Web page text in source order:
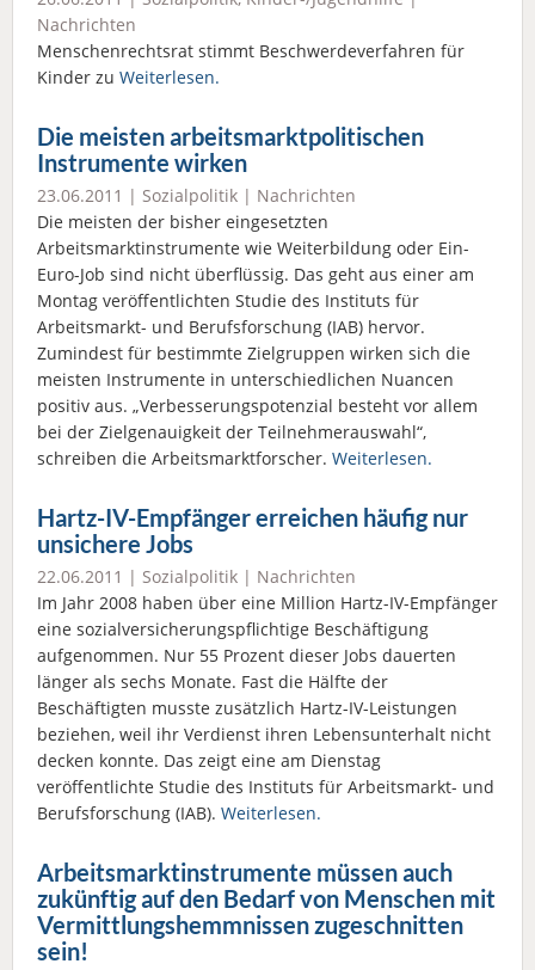
Nachrichten
Menschenrechtsrat stimmt Beschwerdeverfahren für
Kinder zu Weiterlesen.
Die meisten arbeitsmarktpolitischen
Instrumente wirken
23.06.2011 | Sozialpolitik | Nachrichten
Die meisten der bisher eingesetzten
Arbeitsmarktinstrumente wie Weiterbildung oder Ein-
Euro-Job sind nicht überflüssig. Das geht aus einer am
Montag veröffentlichten Studie des Instituts für
Arbeitsmarkt- und Berufsforschung (IAB) hervor.
Zumindest für bestimmte Zielgruppen wirken sich die
meisten Instrumente in unterschiedlichen Nuancen
positiv aus. „Verbesserungspotenzial besteht vor allem
bei der Zielgenauigkeit der Teilnehmerauswahl“,
schreiben die Arbeitsmarktforscher. Weiterlesen.
Hartz-IV-Empfänger erreichen häufig nur
unsichere Jobs
22.06.2011 | Sozialpolitik | Nachrichten
Im Jahr 2008 haben über eine Million Hartz-IV-Empfänger
eine sozialversicherungspflichtige Beschäftigung
aufgenommen. Nur 55 Prozent dieser Jobs dauerten
länger als sechs Monate. Fast die Hälfte der
Beschäftigten musste zusätzlich Hartz-IV-Leistungen
beziehen, weil ihr Verdienst ihren Lebensunterhalt nicht
decken konnte. Das zeigt eine am Dienstag
veröffentlichte Studie des Instituts für Arbeitsmarkt- und
Berufsforschung (IAB). Weiterlesen.
Arbeitsmarktinstrumente müssen auch
zukünftig auf den Bedarf von Menschen mit
Vermittlungshemmnissen zugeschnitten
sein!